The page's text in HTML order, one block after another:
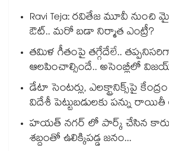
Ravi Teja: రవితేజ మూవీ నుంచి
ఔట్.. మరో బడా నిర్మాత ఎంట్రీ?
తమిళ గీతంపై తగ్గేదేలే..
ఆలపించాల్సిందే.. అసెంబ్లీలో
డేటా సెంటర్లు, ఎలక్ట్రానిక్స్‌పై
విదేశీ పెట్టుబడులకు పన్ను రాయితీ
హయత్ నగర్ లో పార్క్ చేసిన
శబ్దంతో ఉలిక్కిపడ్డ జనం...